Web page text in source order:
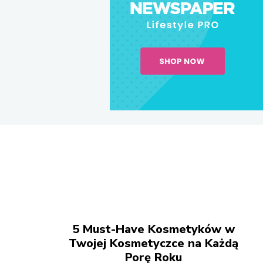
5 Must-Have Kosmetyków w
Twojej Kosmetyczce na Każdą
Porę Roku